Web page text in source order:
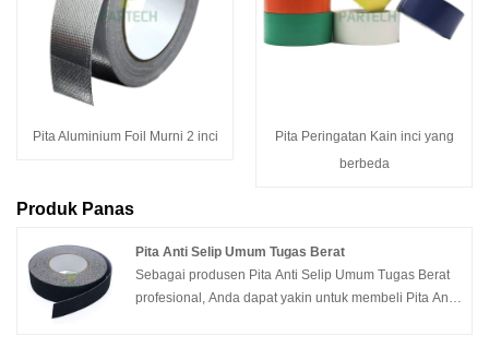
Pita Aluminium Foil Murni 2 inci
Pita Peringatan Kain inci yang
berbeda
Produk Panas
Pita Anti Selip Umum Tugas Berat
Sebagai produsen Pita Anti Selip Umum Tugas Berat
profesional, Anda dapat yakin untuk membeli Pita Anti